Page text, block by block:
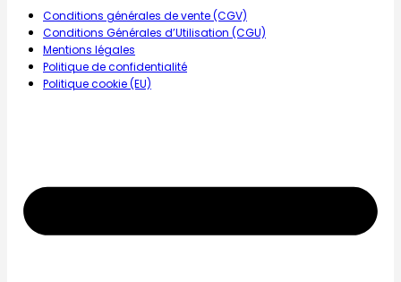
Conditions générales de vente (CGV)
Conditions Générales d’Utilisation (CGU)
Mentions légales
Politique de confidentialité
Politique cookie (EU)